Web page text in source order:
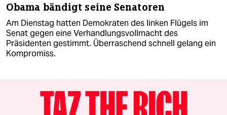
Obama bändigt seine Senatoren
Am Dienstag hatten Demokraten des linken Flügels im
Senat gegen eine Verhandlungsvollmacht des
Präsidenten gestimmt. Überraschend schnell gelang ein
Kompromiss.